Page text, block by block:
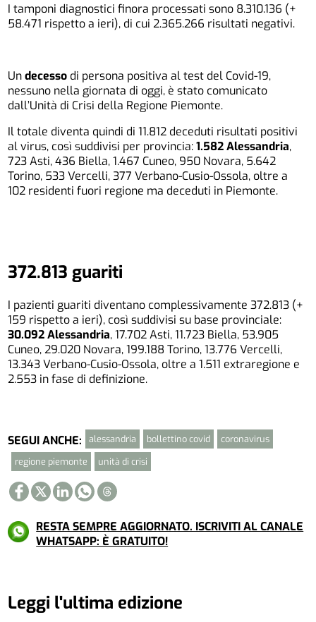
I tamponi diagnostici finora processati sono 8.310.136 (+
58.471 rispetto a ieri), di cui 2.365.266 risultati negativi.
Undecesso di persona positiva al test del Covid-19,
nessuno nella giornata di oggi, è stato comunicato
dall’Unità di Crisi della Regione Piemonte.
Il totale diventa quindi di 11.812 deceduti risultati positivi
al virus, così suddivisi per provincia:1.582 Alessandria,
723 Asti, 436 Biella, 1.467 Cuneo, 950 Novara, 5.642
Torino, 533 Vercelli, 377 Verbano-Cusio-Ossola, oltre a
102 residenti fuori regione ma deceduti in Piemonte.
372.813 guariti
I pazienti guariti diventano complessivamente 372.813 (+
159 rispetto a ieri), così suddivisi su base provinciale:
30.092 Alessandria, 17.702 Asti, 11.723 Biella, 53.905
Cuneo, 29.020 Novara, 199.188 Torino, 13.776 Vercelli,
13.343 Verbano-Cusio-Ossola, oltre a 1.511 extraregione e
2.553 in fase di definizione.
SEGUI ANCHE: alessandria bollettino covid
coronavirus
regione piemonte
unità di crisi
RESTA SEMPRE AGGIORNATO. ISCRIVITI AL CANALE
WHATSAPP: È GRATUITO!
Leggi l'ultima edizione